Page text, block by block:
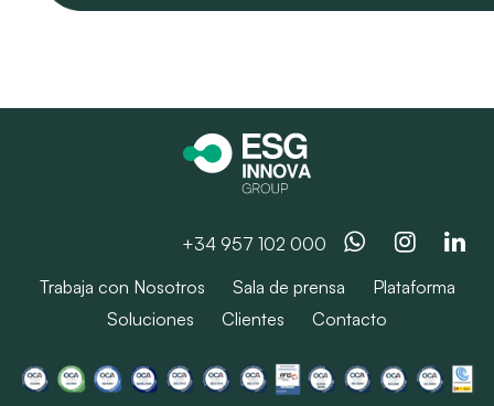
+34 957 102 000 Whatsapp
Trabaja con Nosotros Sala de prensa
Plataforma
Soluciones
Clientes Contacto